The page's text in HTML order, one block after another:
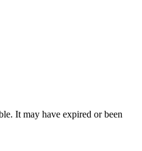
It may have expired or been